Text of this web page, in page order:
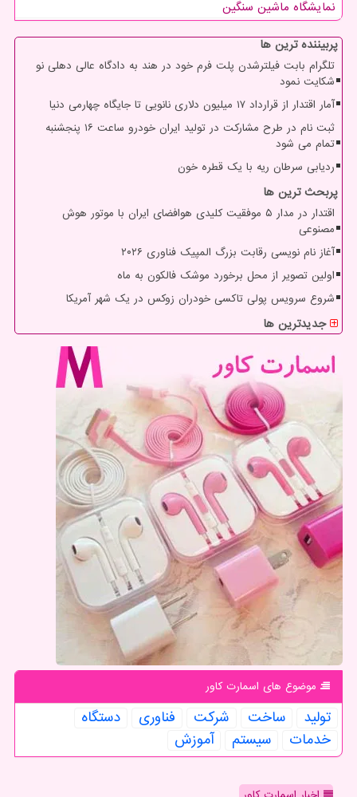
نمایشگاه ماشین سنگین
پربیننده ترین ها
تلگرام بابت فیلترشدن پلت فرم خود در هند به دادگاه عالی دهلی نو
شکایت نمود
آمار اقتدار از قرارداد ۱۷ میلیون دلاری نانویی تا جایگاه چهارمی دنیا
ثبت نام در طرح مشارکت در تولید ایران خودرو ساعت ۱۶ پنجشنبه
تمام می شود
ردیابی سرطان ریه با یک قطره خون
پربحث ترین ها
اقتدار در مدار ۵ موفقیت کلیدی هوافضای ایران با موتور هوش
مصنوعی
آغاز نام نویسی رقابت بزرگ المپیک فناوری ۲۰۲۶
اولین تصویر از محل برخورد موشک فالکون به ماه
شروع سرویس پولی تاکسی خودران زوکس در یک شهر آمریکا
جدیدترین ها
موضوع های اسمارت كاور
تولید ساخت شركت فناوری
دستگاه
خدمات
سیستم آموزش